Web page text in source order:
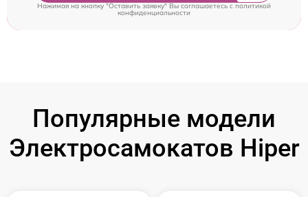
Нажимая на кнопку "Оставить заявку" Вы соглашаетесь cполитикой
конфиденциальности
Популярные модели
Электросамокатов Hiper